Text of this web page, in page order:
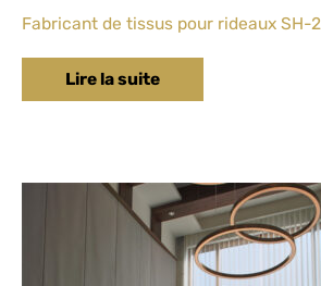
Fabricant de tissus pour rideaux SH-2
Lire la suite